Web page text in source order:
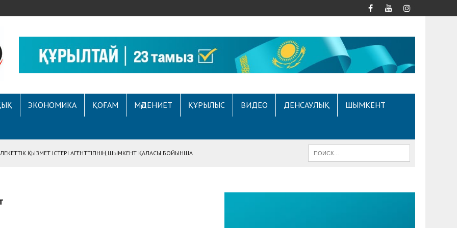
ЭКОНОМИКА ҚОҒАМ МӘДЕНИЕТ ҚҰРЫЛЫС ВИДЕО ДЕНСАУЛЫҚ ШЫМКЕНТ
ҚЫЗМЕТ ІСТЕРІ АГЕНТТІГІНІҢ ШЫМКЕНТ ҚАЛАСЫ БОЙЫНША
САУАТТЫЛЫҚ МӘСЕЛЕЛЕРІ ТАЛҚЫЛАНДЫ
СҰХБАТ БЕРІЛДІ